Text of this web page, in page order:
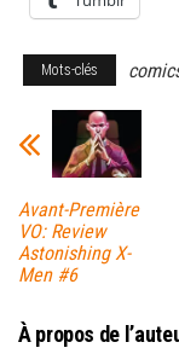
Mots-clés
Avant-Première
VO: Review
Astonishing X-
Men #6
À propos de